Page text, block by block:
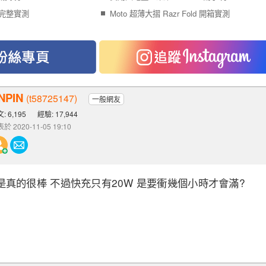
整實測
Moto 超薄大摺 Razr Fold 開箱實測
(t58725147)
一般網友
: 6,195
經驗: 17,944
於 2020-11-05 19:10
的很棒 不過快充只有20W 是要衝幾個小時才會滿?